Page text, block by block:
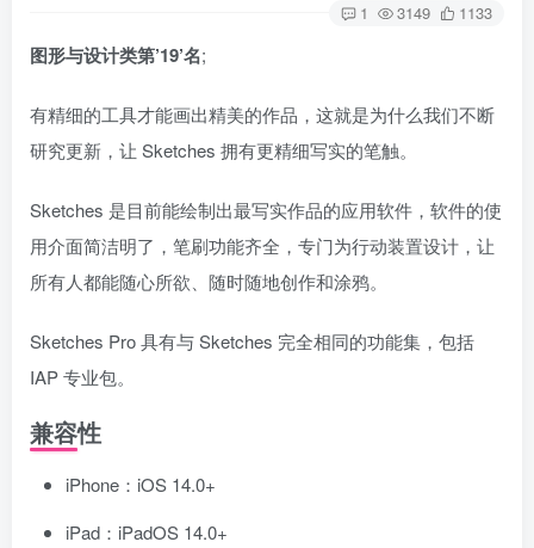
1 3149 1133
图形与设计类第’19’名;
有精细的工具才能画出精美的作品，这就是为什么我们不断
研究更新，让 Sketches 拥有更精细写实的笔触。
Sketches 是目前能绘制出最写实作品的应用软件，软件的使
用介面简洁明了，笔刷功能齐全，专门为行动装置设计，让
所有人都能随心所欲、随时随地创作和涂鸦。
Sketches Pro 具有与 Sketches 完全相同的功能集，包括
IAP 专业包。
兼容性
iPhone：iOS 14.0+
iPad：iPadOS 14.0+